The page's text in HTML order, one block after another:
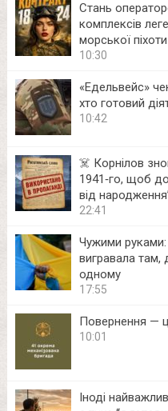
Стань
комплексів
морської піхоти
10:30
«Едельвейс»
хто готовий
10:42
☠️ Корнілов
1941‑го, щоб
від
22:41
Чужими руками:
вигравала там,
одному
17:55
Повернення —
10:01
Іноді